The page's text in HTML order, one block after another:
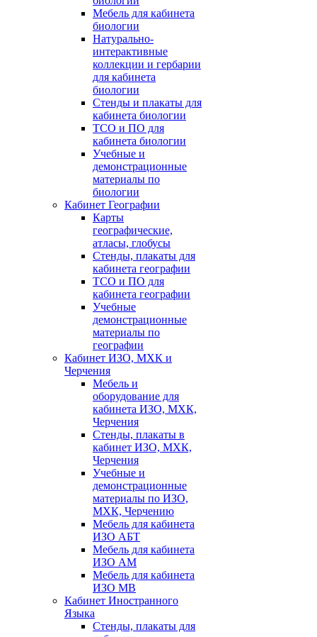
Мебель для кабинета
биологии
Натурально-
интерактивные
коллекции и гербарии
для кабинета
биологии
Стенды и плакаты для
кабинета биологии
ТСО и ПО для
кабинета биологии
Учебные и
демонстрационные
материалы по
биологии
Кабинет Географии
Карты
географические,
атласы, глобусы
Стенды, плакаты для
кабинета географии
ТСО и ПО для
кабинета географии
Учебные
демонстрационные
материалы по
географии
Кабинет ИЗО, МХК и
Черчения
Мебель и
оборудование для
кабинета ИЗО, МХК,
Черчения
Стенды, плакаты в
кабинет ИЗО, МХК,
Черчения
Учебные и
демонстрационные
материалы по ИЗО,
МХК, Черчению
Мебель для кабинета
ИЗО АБТ
Мебель для кабинета
ИЗО АМ
Мебель для кабинета
ИЗО МВ
Кабинет Иностранного
Языка
Стенды, плакаты для